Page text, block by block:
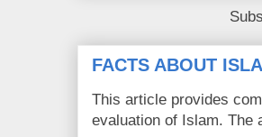
FACTS ABOUT
This article provides
evaluation of Islam. The